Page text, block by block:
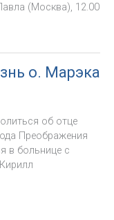
(Москва), 12.00
о. Марэка
об отце
Преображения
в больнице с